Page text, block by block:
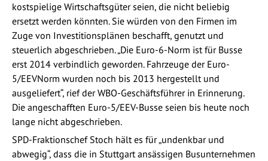
kostspielige Wirtschaftsgüter seien, die nicht beliebig
ersetzt werden könnten. Sie würden von den Firmen im
Zuge von Investitionsplänen beschafft, genutzt und
steuerlich abgeschrieben. „Die Euro-6-Norm ist für Busse
erst 2014 verbindlich geworden. Fahrzeuge der Euro-
5/EEVNorm wurden noch bis 2013 hergestellt und
ausgeliefert“, rief der WBO-Geschäftsführer in Erinnerung.
Die angeschafften Euro-5/EEV-Busse seien bis heute noch
lange nicht abgeschrieben.
SPD-Fraktionschef Stoch hält es für „undenkbar und
abwegig“, dass die in Stuttgart ansässigen Busunternehmen